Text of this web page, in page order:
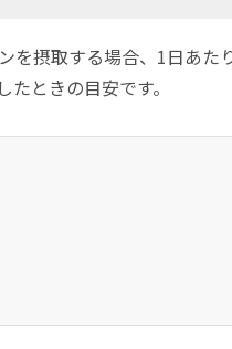
を摂取する場合、1日あた
ときの目安です。